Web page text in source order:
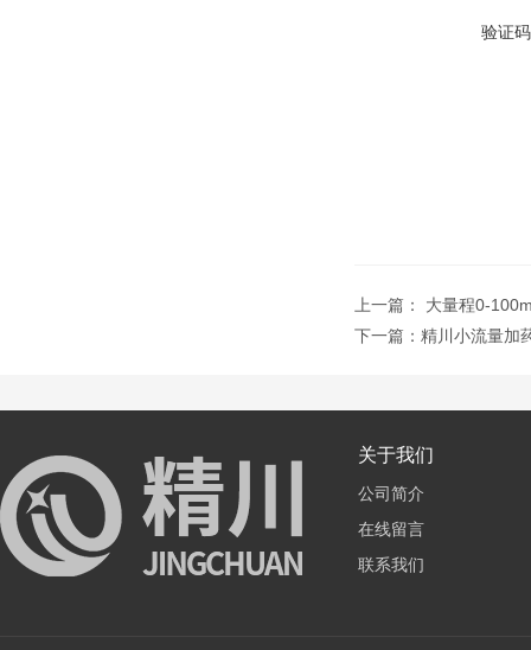
验证
上一篇： 大量程0-
下一篇： 精川小流量加
关于我们
公司简介
在线留言
联系我们